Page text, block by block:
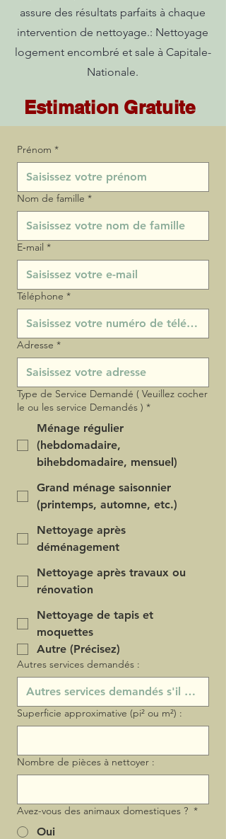
assure des résultats parfaits à chaque
intervention de nettoyage.: Nettoyage
logement encombré et sale à Capitale-
Nationale.
Estimation Gratuite
Prénom *
Nom de famille *
E‑mail *
Téléphone *
Adresse *
Type de Service Demandé ( Veuillez cocher
le ou les service Demandés ) *
Ménage régulier
(hebdomadaire,
bihebdomadaire, mensuel)
Grand ménage saisonnier
(printemps, automne, etc.)
Nettoyage après
déménagement
Nettoyage après travaux ou
rénovation
Nettoyage de tapis et
moquettes
Autre (Précisez)
Autres services demandés :
Superficie approximative (pi² ou m²) :
Nombre de pièces à nettoyer :
Avez-vous des animaux domestiques ? *
Oui